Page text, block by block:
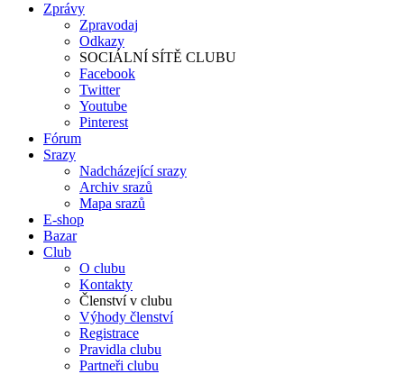
Zprávy
Zpravodaj
Odkazy
SOCIÁLNÍ SÍTĚ CLUBU
Facebook
Twitter
Youtube
Pinterest
Fórum
Srazy
Nadcházející srazy
Archiv srazů
Mapa srazů
E-shop
Bazar
Club
O clubu
Kontakty
Členství v clubu
Výhody členství
Registrace
Pravidla clubu
Partneři clubu